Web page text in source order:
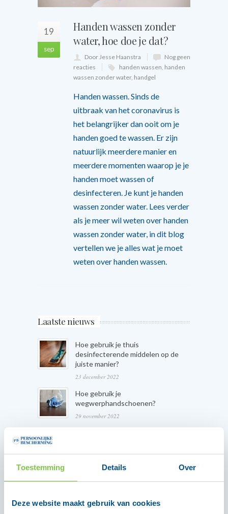
Toestemming Details Over
Deze website maakt gebruik van cookies
19
sep
Handen wassen zonder
water, hoe doe je dat?
Door Jesse Haanstra
Nog geen
reacties
handen wassen, handen
wassen zonder water, handgel
Handen wassen. Sinds de
uitbraak van het coronavirus is
het belangrijker dan ooit om je
handen goed te wassen. Er zijn
natuurlijk meerdere manier en
meerdere momenten waarop je je
handen moet wassen of
desinfecteren. Je kunt je handen
wassen zonder water. Lees verder
als je meer wil weten over handen
wassen zonder water, in dit blog
vertellen we je alles wat je moet
weten over handen wassen.
Laatste nieuws
Hoe gebruik je thuis
desinfecterende middelen op de
juiste manier?
23 december 2022
Hoe gebruik je
wegwerphandschoenen?
29 november 2022
Handen wassen of desinfecteren?